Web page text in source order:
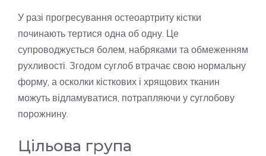
У разі прогресування остеоартриту кістки
починають тертися одна об одну. Це
супроводжується болем, набряками та обмеженням
рухливості. Згодом суглоб втрачає свою нормальну
форму, а осколки кісткових і хрящових тканин
можуть відламуватися, потрапляючи у суглобову
порожнину.
Цільова група